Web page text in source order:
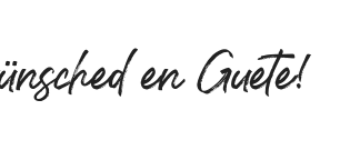
en Guete!